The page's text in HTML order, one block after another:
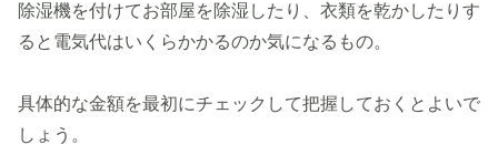
除湿機を付けてお部屋を除湿したり、衣類を乾かしたりす
ると電気代はいくらかかるのか気になるもの。
具体的な金額を最初にチェックして把握しておくとよいで
しょう。